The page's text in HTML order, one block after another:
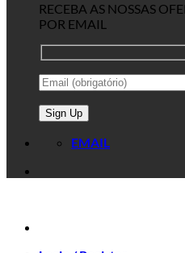
RECEBA AS NOSSAS
POR EMAIL
EMAIL